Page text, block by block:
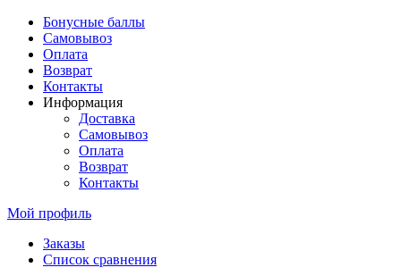
Бонусные баллы
Самовывоз
Оплата
Возврат
Контакты
Информация
Доставка
Самовывоз
Оплата
Возврат
Контакты
Мой профиль
Заказы
Список сравнения